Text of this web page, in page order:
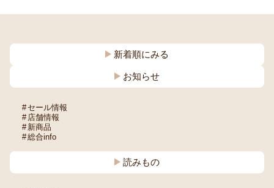
新着順にみる
お知らせ
セール情報
店舗情報
新商品
総合info
読みもの